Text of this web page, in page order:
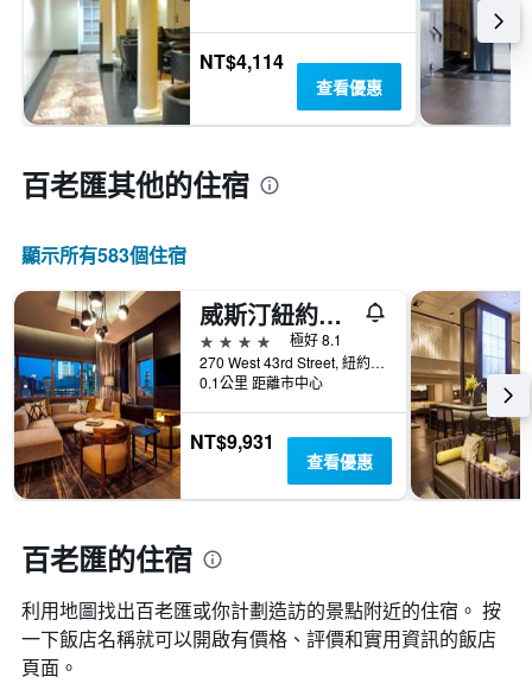
NT$4,114
查看優惠
百老匯​其他的住宿
顯示所有583​個住宿
威斯汀紐約時報廣場酒店 - 紐約
4星級
極好 8.1
270 West 43rd Street, 紐約, NY, 美國
0.1公里 距離市中心
NT$9,931
查看優惠
百老匯的住宿
利用地圖找出百老匯​​或你計劃造訪的景點附近的住宿。 按
一下飯店名稱就可以開啟有價格、評價和實用資訊的飯店
頁面。